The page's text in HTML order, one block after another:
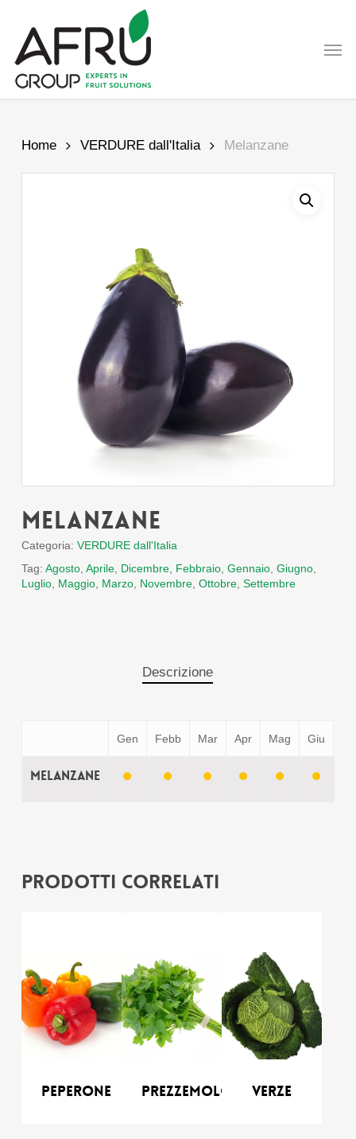
main
content
Home VERDURE dall'Italia Melanzane
Melanzane
Categoria: VERDURE dall'Italia
Tag: Agosto, Aprile, Dicembre, Febbraio, Gennaio, Giugno,
Luglio, Maggio, Marzo, Novembre, Ottobre, Settembre
Descrizione
Gen Febb Mar Apr Mag Giu
Melanzane
Prodotti correlati
Peperone Prezzemolo Verze